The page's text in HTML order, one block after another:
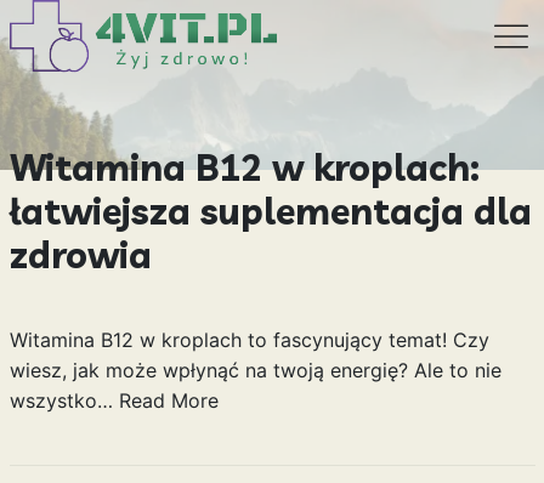
Witamina B12 w kroplach:
łatwiejsza suplementacja dla
zdrowia
Witamina B12 w kroplach to fascynujący temat! Czy
wiesz, jak może wpłynąć na twoją energię? Ale to nie
wszystko… Read More